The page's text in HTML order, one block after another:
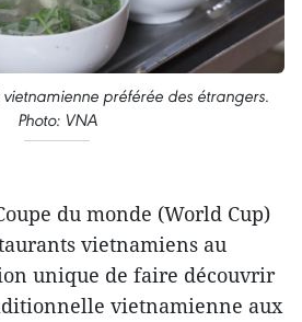
préférée des étrangers.
Photo: VNA
du monde (World Cup)
vietnamiens au
unique de faire découvrir
vietnamienne aux